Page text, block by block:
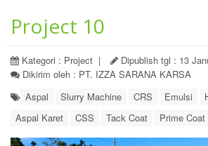
Project 10
Kategori : Project |
Dipublish tgl : 13
Dikirim oleh : PT. IZZA SARANA KARSA
Aspal
Slurry Machine CRS Emulsi
Aspal Karet
CSS Tack Coat Prime Coat